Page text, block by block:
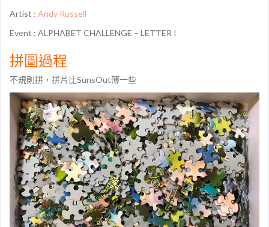
Artist : Andy Russell
Event : ALPHABET CHALLENGE – LETTER I
拼圖過程
不規則拼，拼片比SunsOut薄一些